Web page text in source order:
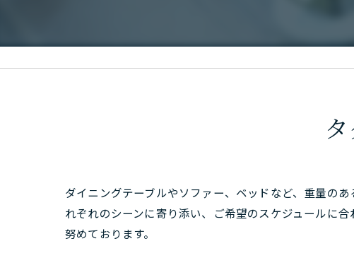
ダイニングテーブルやソファー、ベッドなど、重量の
れぞれのシーンに寄り添い、ご希望のスケジュールに
努めております。